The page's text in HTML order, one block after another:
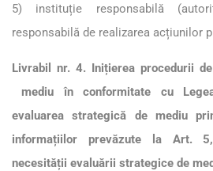
5) instituție responsabilă
responsabilă de realizarea acțiunilor
Livrabil nr. 4. Inițierea procedurii
mediu în conformitate cu
evaluarea strategică de mediu
informațiilor prevăzute la Art.
necesității evaluării strategice de